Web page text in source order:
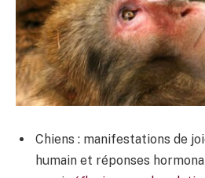
Chiens : manifestations de
humain et réponses